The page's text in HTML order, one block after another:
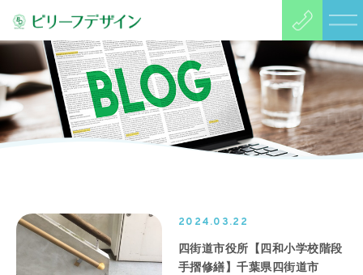
2024.03.22
四街道市役所【四和小学校階段
手摺修繕】千葉県四街道市